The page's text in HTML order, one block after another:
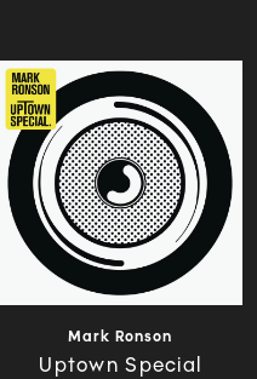
Mark Ronson
Uptown Special